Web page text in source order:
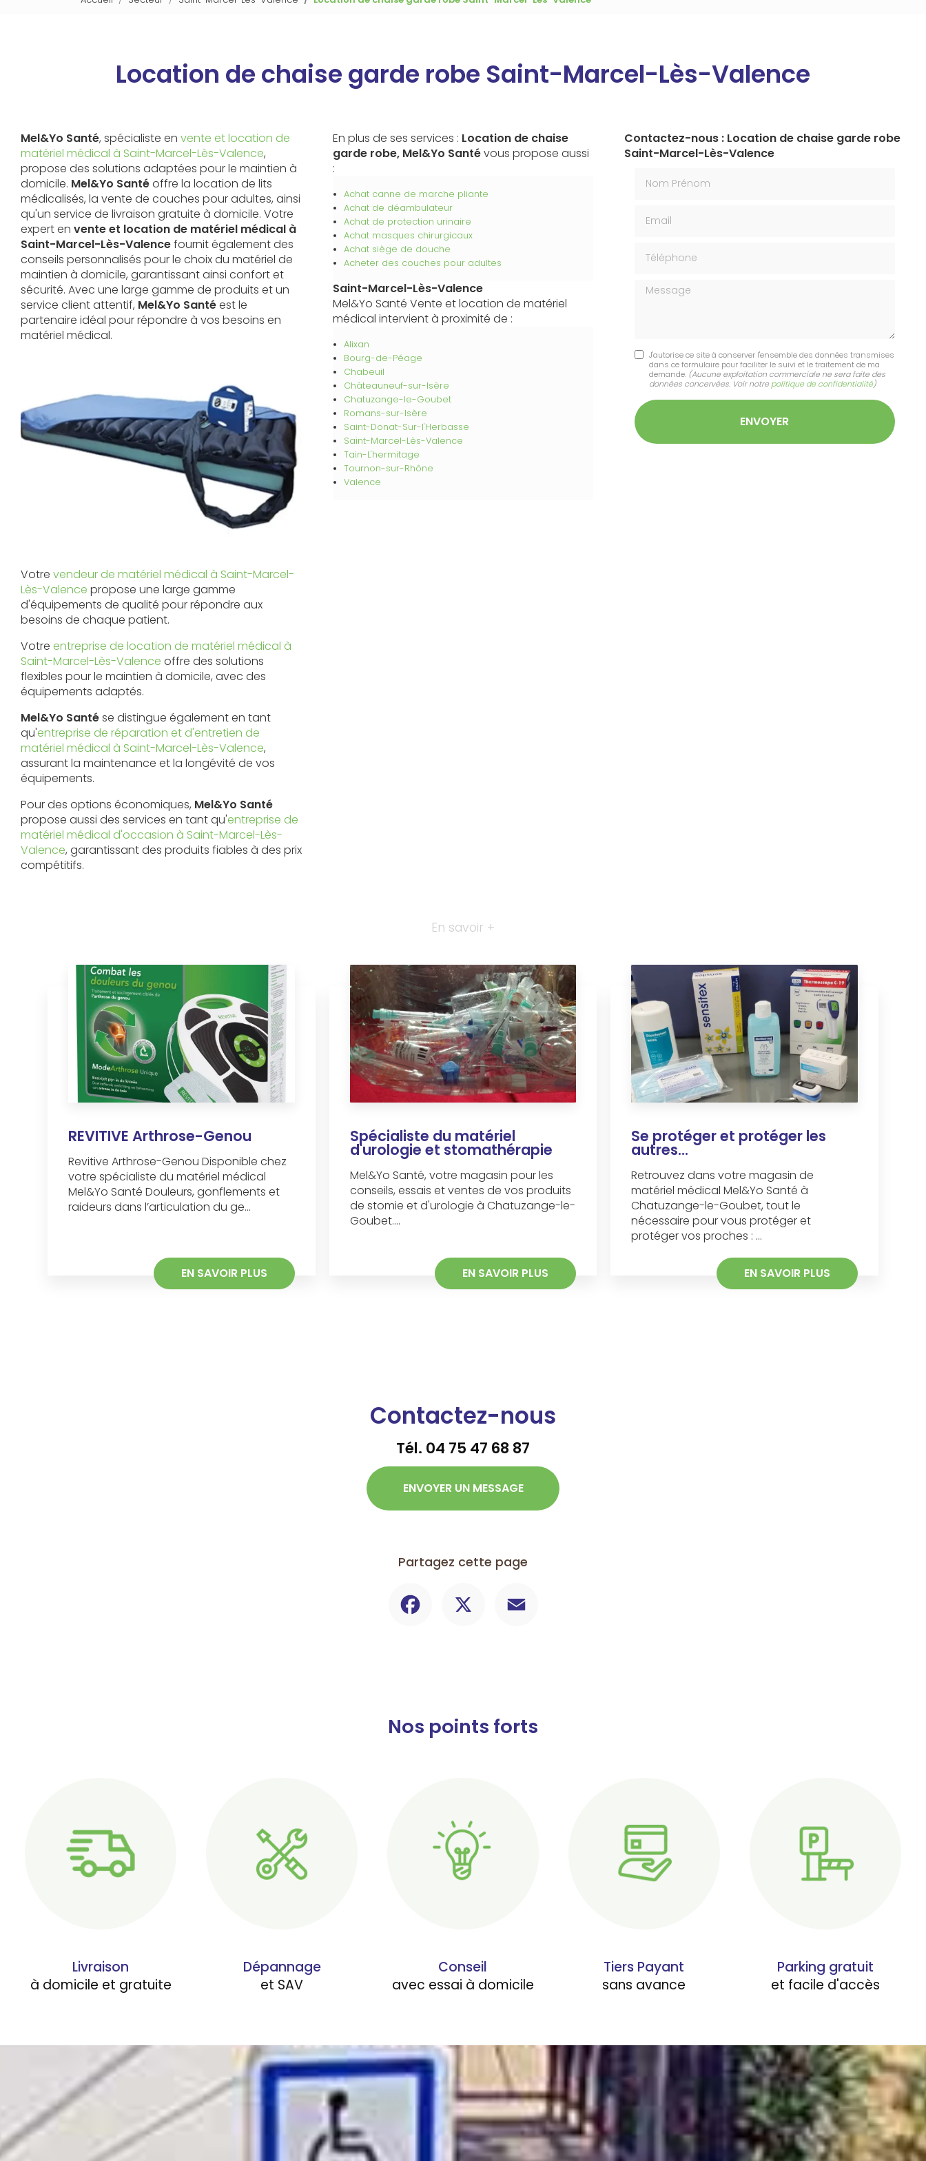
Location de chaise garde robe Saint-Marcel-Lès-Valence
Mel&Yo Santé, spécialiste en vente et location de
matériel médical à Saint-Marcel-Lès-Valence,
propose des solutions adaptées pour le maintien à
domicile. Mel&Yo Santéoffre la location de lits
médicalisés, la vente de couches pour adultes, ainsi
qu'un service de livraison gratuite à domicile. Votre
expert en vente et location de matériel médical à
Saint-Marcel-Lès-Valencefournit également des
conseils personnalisés pour le choix du matériel de
maintien à domicile, garantissant ainsi confort et
sécurité. Avec une large gamme de produits et un
service client attentif, Mel&Yo Santéest le
partenaire idéal pour répondre à vos besoins en
matériel médical.
Votre vendeur de matériel médical à Saint-Marcel-
Lès-Valence propose une large gamme
d'équipements de qualité pour répondre aux
besoins de chaque patient.
Votre entreprise de location de matériel médical à
Saint-Marcel-Lès-Valence offre des solutions
flexibles pour le maintien à domicile, avec des
équipements adaptés.
Mel&Yo Santése distingue également en tant
qu'entreprise de réparation et d'entretien de
matériel médical à Saint-Marcel-Lès-Valence,
assurant la maintenance et la longévité de vos
équipements.
Pour des options économiques, Mel&Yo Santé
propose aussi des services en tant qu'entreprise de
matériel médical d'occasion à Saint-Marcel-Lès-
Valence, garantissant des produits fiables à des prix
compétitifs.
En plus de ses services : Location de chaise
garde robe, Mel&Yo Santévous propose aussi
:
Achat canne de marche pliante
Achat de déambulateur
Achat de protection urinaire
Achat masques chirurgicaux
Achat siège de douche
Acheter des couches pour adultes
Saint-Marcel-Lès-Valence
Mel&Yo Santé Vente et location de matériel
médical intervient à proximité de :
Alixan
Bourg-de-Péage
Chabeuil
Châteauneuf-sur-Isère
Chatuzange-le-Goubet
Romans-sur-Isère
Saint-Donat-Sur-l'Herbasse
Saint-Marcel-Lès-Valence
Tain-L'hermitage
Tournon-sur-Rhône
Valence
Contactez-nous : Location de chaise garde robe
Saint-Marcel-Lès-Valence
Message
J'autorise ce site à conserver l'ensemble des données transmises
dans ce formulaire pour faciliter le suivi et le traitement de ma
demande. (Aucune exploitation commerciale ne sera faite des
données concervées. Voir notre politique de confidentialité)
En savoir +
REVITIVE Arthrose-Genou
Revitive Arthrose-Genou Disponible chez
votre spécialiste du matériel médical
Mel&Yo Santé Douleurs, gonflements et
raideurs dans l’articulation du ge...
EN SAVOIR PLUS
Spécialiste du matériel
d'urologie et stomathérapie
Mel&Yo Santé, votre magasin pour les
conseils, essais et ventes de vos produits
de stomie et d'urologie à Chatuzange-le-
Goubet....
EN SAVOIR PLUS
Se protéger et protéger les
autres...
Retrouvez dans votre magasin de
matériel médical Mel&Yo Santé à
Chatuzange-le-Goubet, tout le
nécessaire pour vous protéger et
protéger vos proches : ...
EN SAVOIR PLUS
Contactez-nous
Tél. 04 75 47 68 87
ENVOYER UN MESSAGE
Partagez cette page
Nos points forts
Livraison
à domicile et gratuite
Dépannage
et SAV
Conseil
avec essai à domicile
Tiers Payant
sans avance
Parking gratuit
et facile d'accès